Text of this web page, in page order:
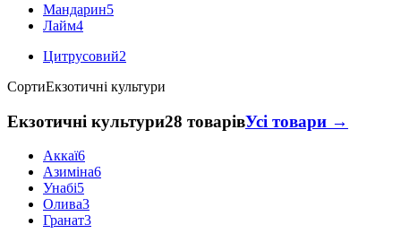
Мандарин5
Лайм4
Цитрусовий2
СортиЕкзотичні культури
Екзотичні культури28 товарівУсі товари →
Аккаї6
Азиміна6
Унабі5
Олива3
Гранат3